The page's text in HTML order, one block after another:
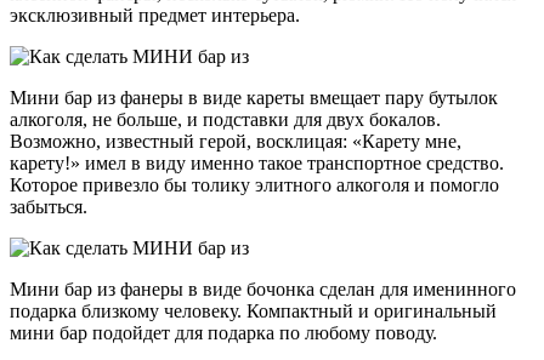
эксклюзивный предмет интерьера.
Мини бар из фанеры в виде кареты вмещает пару бутылок
алкоголя, не больше, и подставки для двух бокалов.
Возможно, известный герой, восклицая: «Карету мне,
карету!» имел в виду именно такое транспортное средство.
Которое привезло бы толику элитного алкоголя и помогло
забыться.
Мини бар из фанеры в виде бочонка сделан для именинного
подарка близкому человеку. Компактный и оригинальный
мини бар подойдет для подарка по любому поводу.